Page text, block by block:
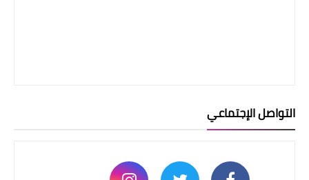
التواصل الإجتماعي